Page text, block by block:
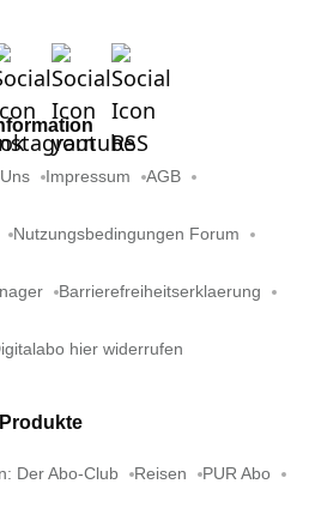
Impressum AGB
Nutzungsbedingungen Forum
Barrierefreiheitserklaerung
hier widerrufen
Produkte
Der Abo-Club Reisen PUR Abo